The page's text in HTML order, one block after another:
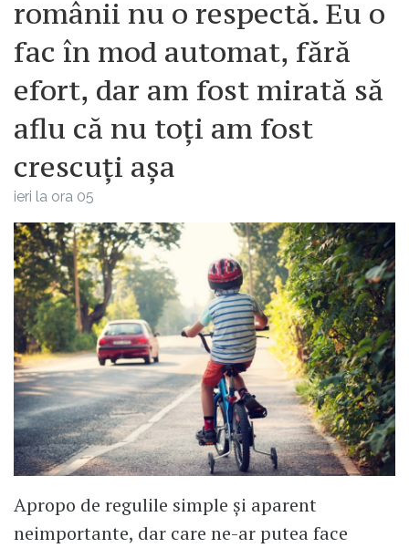
românii nu o respectă. Eu o
fac în mod automat, fără
efort, dar am fost mirată să
aflu că nu toți am fost
crescuți așa
ieri la ora 05
Apropo de regulile simple și aparent
neimportante, dar care ne-ar putea face